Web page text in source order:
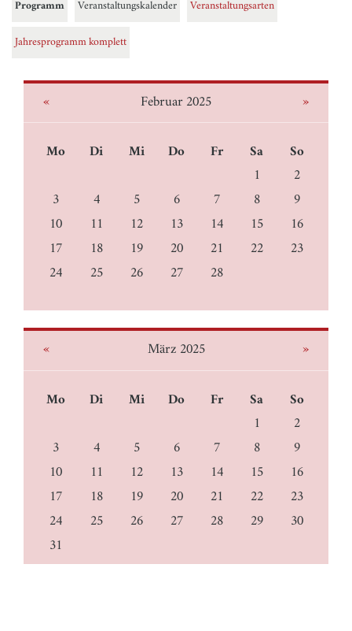
Programm Veranstaltungskalender Veranstaltungsarten
Jahresprogramm komplett
« Februar 2025 »
Mo Di Mi Do Fr Sa
So
1
2
3 4 5 6 7 8 9
10 11 12 13 14 15 16
17 18 19 20 21 22 23
24 25 26 27 28
« März 2025 »
Mo Di Mi Do Fr Sa
So
1
2
3 4 5 6 7 8 9
10 11 12 13 14 15 16
17 18 19 20 21 22 23
24 25 26 27 28 29 30
31